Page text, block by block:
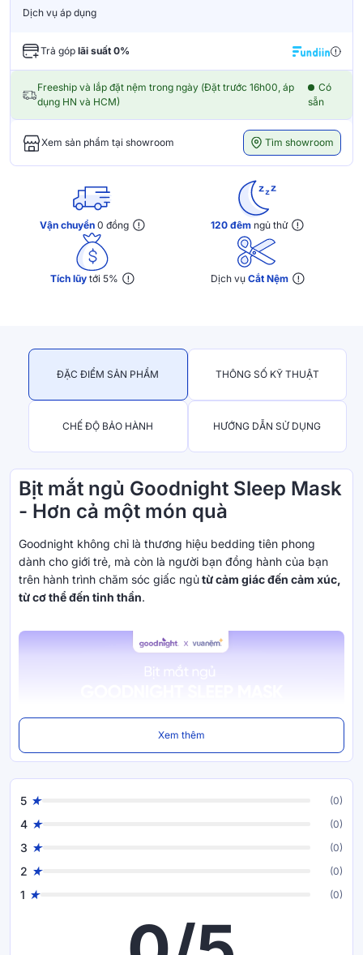
Dịch vụ áp dụng
Trả góp lãi suất 0%
Freeship và lắp đặt nệm trong ngày (Đặt trước 16h00, áp
dụng HN và HCM)
Có
sẵn
Xem sản phẩm tại showroom Tìm showroom
Vận chuyển 0 đồng 120 đêm ngủ thử
Tích lũy tới 5% Dịch vụ Cắt Nệm
ĐẶC ĐIỂM SẢN PHẨM THÔNG SỐ KỸ THUẬT
CHẾ ĐỘ BẢO HÀNH HƯỚNG DẪN SỬ DỤNG
Bịt mắt ngủ Goodnight Sleep Mask
- Hơn cả một món quà
Goodnight không chỉ là thương hiệu bedding tiên phong
dành cho giới trẻ, mà còn là người bạn đồng hành của bạn
trên hành trình chăm sóc giấc ngủtừ cảm giác đến cảm xúc,
từ cơ thể đến tinh thần.
Xem thêm
5 (0)
4 (0)
3 (0)
2 (0)
1 (0)